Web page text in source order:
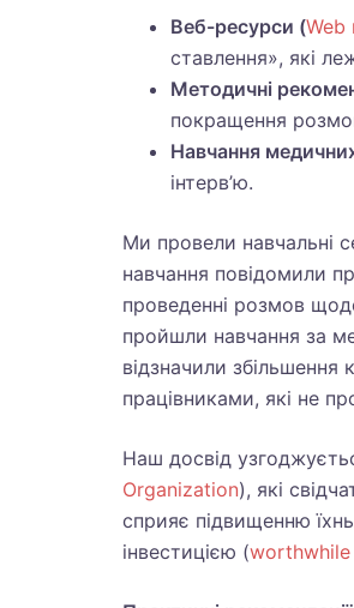
Веб-ресурси (Web
ставлення», які
Методичні
покращення
Навчання
інтерв’ю.
Ми провели навчальні
навчання повідомили
проведенні розмов
пройшли навчання за
відзначили збільшення
працівниками, які не
Наш досвід
Organization), які
сприяє підвищенню
інвестицією (